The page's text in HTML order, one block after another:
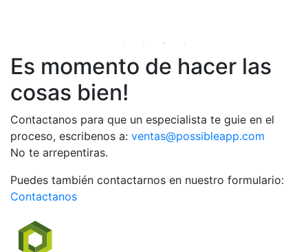
Es momento de hacer las
cosas bien!
Contactanos para que un especialista te guie en el
proceso, escribenos a: ventas@possibleapp.com
No te arrepentiras.
Puedes también contactarnos en nuestro formulario:
Contactanos